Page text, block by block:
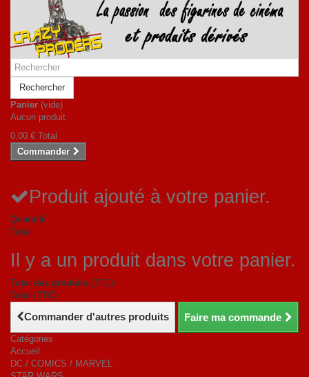
Rechercher
Panier (vide)
Aucun produit
0,00 € Total
Commander
Produit ajouté à votre panier.
Quantité
Total
Il y a un produit dans votre panier.
Total des produits (TTC)
Total (TTC)
Commander d'autres produits Faire ma commande
Catégories
Accueil
DC / COMICS / MARVEL